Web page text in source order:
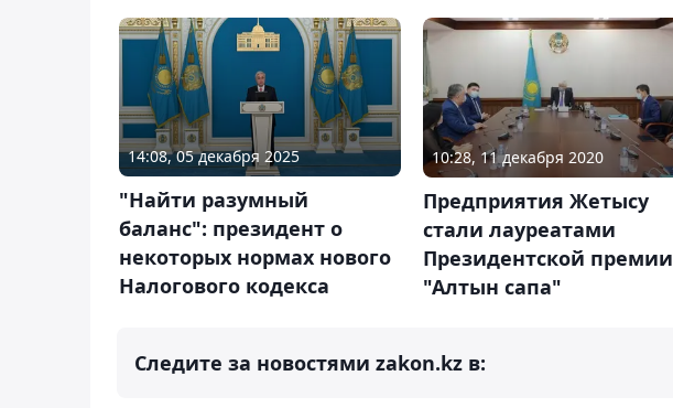
14:08, 05 декабря 2025
"Найти разумный
баланс": президент о
некоторых нормах нового
Налогового кодекса
10:28, 11 декабря 2020
Предприятия Жетысу
стали лауреатами
Президентской премии
"Алтын сапа"
Следите за новостями zakon.kz в: